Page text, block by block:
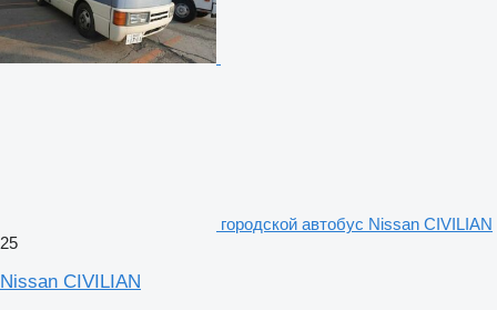
городской автобус Nissan CIVILIAN
25
Nissan CIVILIAN